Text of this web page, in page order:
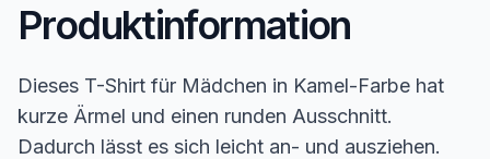
Produktinformation
Dieses T-Shirt für Mädchen in Kamel-Farbe hat
kurze Ärmel und einen runden Ausschnitt.
Dadurch lässt es sich leicht an- und ausziehen.